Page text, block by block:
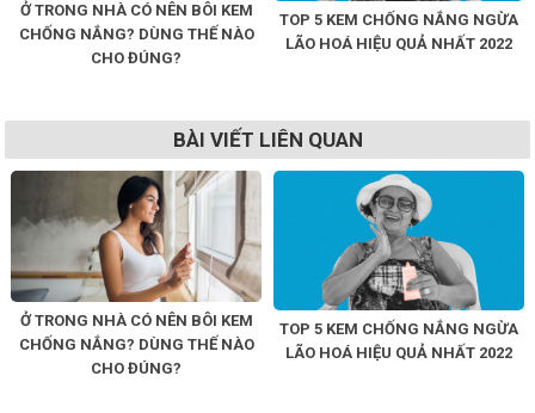
Ở TRONG NHÀ CÓ NÊN BÔI KEM
CHỐNG NẮNG? DÙNG THẾ NÀO
CHO ĐÚNG?
TOP 5 KEM CHỐNG NẮNG NGỪA
LÃO HOÁ HIỆU QUẢ NHẤT 2022
BÀI VIẾT LIÊN QUAN
Ở TRONG NHÀ CÓ NÊN BÔI KEM
CHỐNG NẮNG? DÙNG THẾ NÀO
CHO ĐÚNG?
TOP 5 KEM CHỐNG NẮNG NGỪA
LÃO HOÁ HIỆU QUẢ NHẤT 2022